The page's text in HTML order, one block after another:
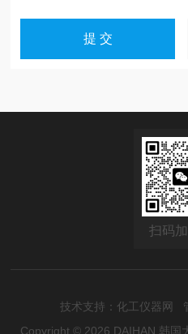
扫码
技术支持： 化工仪器网
Copyright © 2026 DAIHAN 韩国